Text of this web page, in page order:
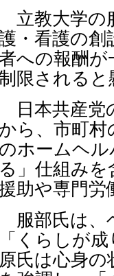
立教大学の
・看護の創
への報酬が
限される
日本共産党
から、市町
のホームヘ
る」仕組み
助や専門労
服部氏は、
「くらしが
原氏は心身